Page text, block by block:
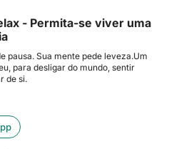
- Permita-se viver uma
pausa. Sua mente pede leveza.Um
para desligar do mundo, sentir
de si.